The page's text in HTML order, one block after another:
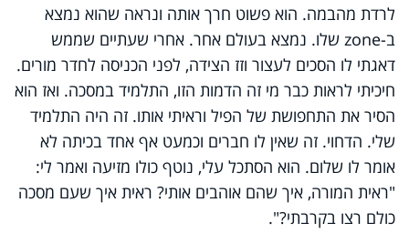
לרדת מהבמה. הוא פשוט חרך אותה ונראה שהוא נמצא
ב-zone שלו. נמצא בעולם אחר. אחרי שעתיים שממש
דאגתי לו הסכים לעצור וזז הצידה, לפני הכניסה לחדר מורים.
חיכיתי לראות כבר מי זה הדמות הזו, התלמיד במסכה. ואז הוא
הסיר את התחפושת של הפיל וראיתי אותו. זה היה התלמיד
שלי. הדחוי. זה שאין לו חברים וכמעט אף אחד בכיתה לא
אומר לו שלום. הוא הסתכל עלי, נוטף כולו מזיעה ואמר לי:
"ראית המורה, איך שהם אוהבים אותי? ראית איך שעם מסכה
כולם רצו בקרבתי?
".